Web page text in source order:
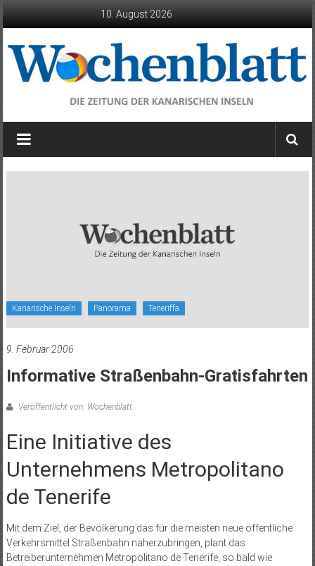
10. August 2026
Wochenblatt
die
Kanarische Inseln Panorama Teneriffa
9. Februar 2006
Informative Straßenbahn-Gratisfahrten
Veröffentlicht von: Wochenblatt
Eine Initiative des
Unternehmens Metropolitano
de Tenerife
Mit dem Ziel, der Bevölkerung das für die meisten neue öffentliche
Verkehrsmittel Straßenbahn näherzubringen, plant das
Betreiberunternehmen Metropolitano de Tenerife, so bald wie